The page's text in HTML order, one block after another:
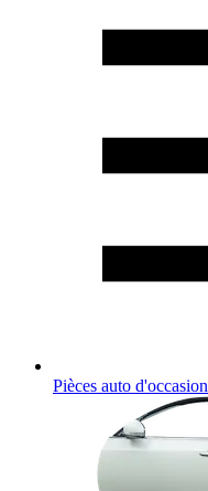
Pièces auto d'occasion